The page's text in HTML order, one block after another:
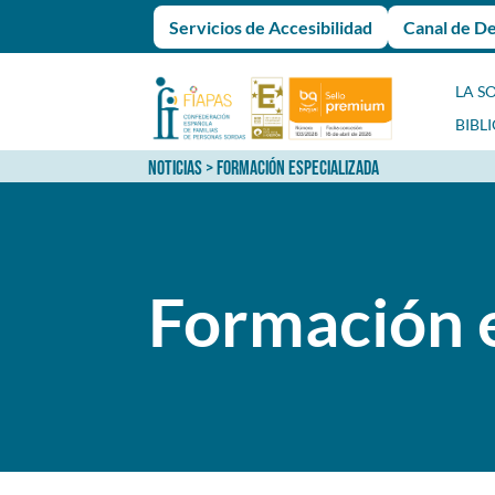
Servicios de Accesibilidad Canal de
LA
NOTICIAS> FORMACIÓN ESPECIALIZADA
Formación